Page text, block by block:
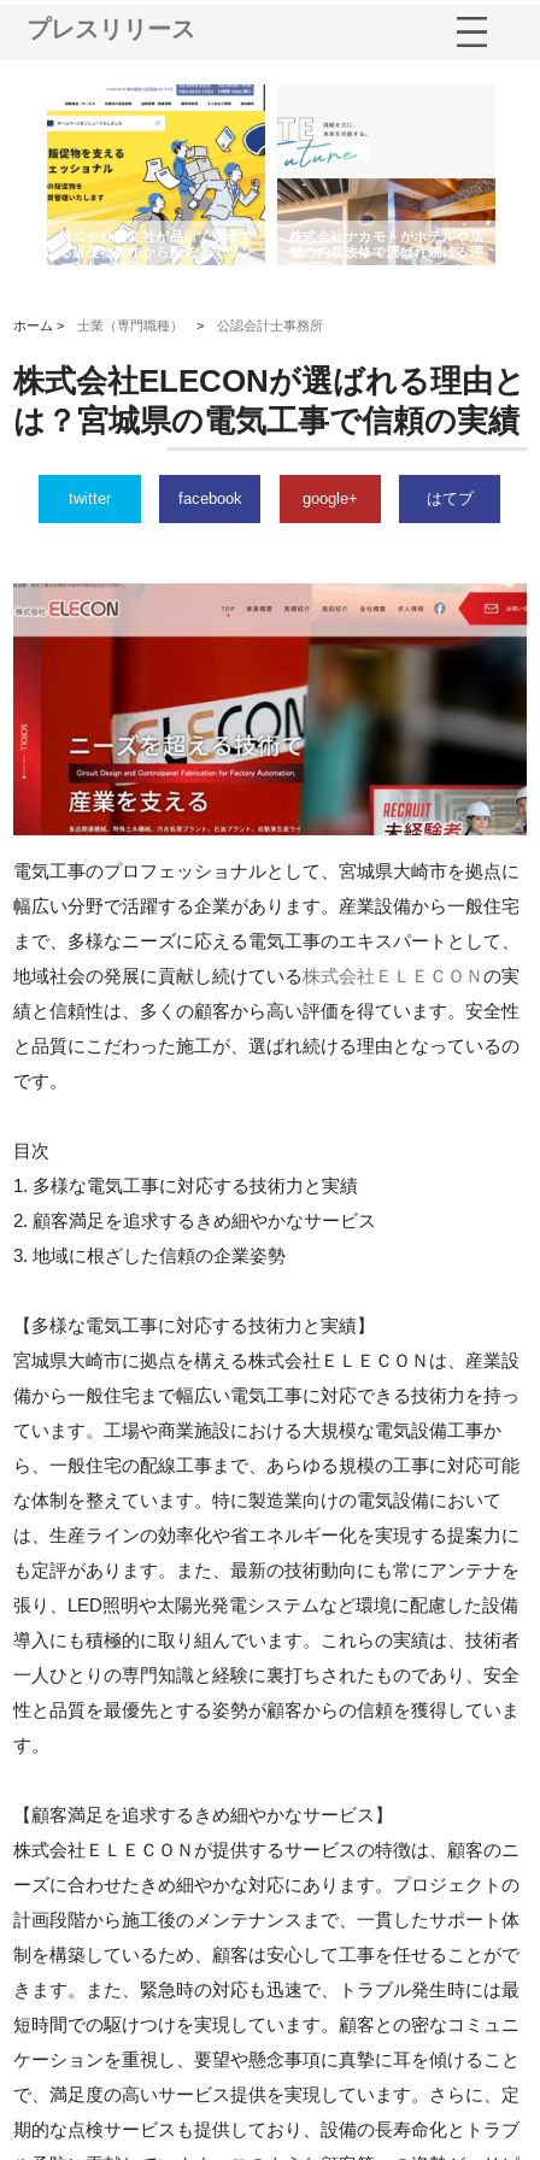
プレスリリース
株式会社耕文社が品川で実現す
る販促物製作から配送までワン
ストップ対応
株式会社ナカモトがホテルや店
舗の内装改修で選ばれ続ける理
由
ホーム >士業（専門職種） >公認会計士事務所
株式会社ELECONが選ばれる理由と
は？宮城県の電気工事で信頼の実績
twitter facebook google+ はてブ
電気工事のプロフェッショナルとして、宮城県大崎市を拠点に
幅広い分野で活躍する企業があります。産業設備から一般住宅
まで、多様なニーズに応える電気工事のエキスパートとして、
地域社会の発展に貢献し続けている株式会社ＥＬＥＣＯＮの実
績と信頼性は、多くの顧客から高い評価を得ています。安全性
と品質にこだわった施工が、選ばれ続ける理由となっているの
です。
目次
1. 多様な電気工事に対応する技術力と実績
2. 顧客満足を追求するきめ細やかなサービス
3. 地域に根ざした信頼の企業姿勢
【多様な電気工事に対応する技術力と実績】
宮城県大崎市に拠点を構える株式会社ＥＬＥＣＯＮは、産業設
備から一般住宅まで幅広い電気工事に対応できる技術力を持っ
ています。工場や商業施設における大規模な電気設備工事か
ら、一般住宅の配線工事まで、あらゆる規模の工事に対応可能
な体制を整えています。特に製造業向けの電気設備において
は、生産ラインの効率化や省エネルギー化を実現する提案力に
も定評があります。また、最新の技術動向にも常にアンテナを
張り、LED照明や太陽光発電システムなど環境に配慮した設備
導入にも積極的に取り組んでいます。これらの実績は、技術者
一人ひとりの専門知識と経験に裏打ちされたものであり、安全
性と品質を最優先とする姿勢が顧客からの信頼を獲得していま
す。
【顧客満足を追求するきめ細やかなサービス】
株式会社ＥＬＥＣＯＮが提供するサービスの特徴は、顧客のニ
ーズに合わせたきめ細やかな対応にあります。プロジェクトの
計画段階から施工後のメンテナンスまで、一貫したサポート体
制を構築しているため、顧客は安心して工事を任せることがで
きます。また、緊急時の対応も迅速で、トラブル発生時には最
短時間での駆けつけを実現しています。顧客との密なコミュニ
ケーションを重視し、要望や懸念事項に真摯に耳を傾けること
で、満足度の高いサービス提供を実現しています。さらに、定
期的な点検サービスも提供しており、設備の長寿命化とトラブ